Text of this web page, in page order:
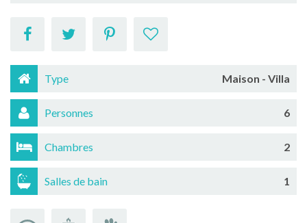
Type Maison - Villa
Personnes 6
Chambres 2
Salles de bain 1